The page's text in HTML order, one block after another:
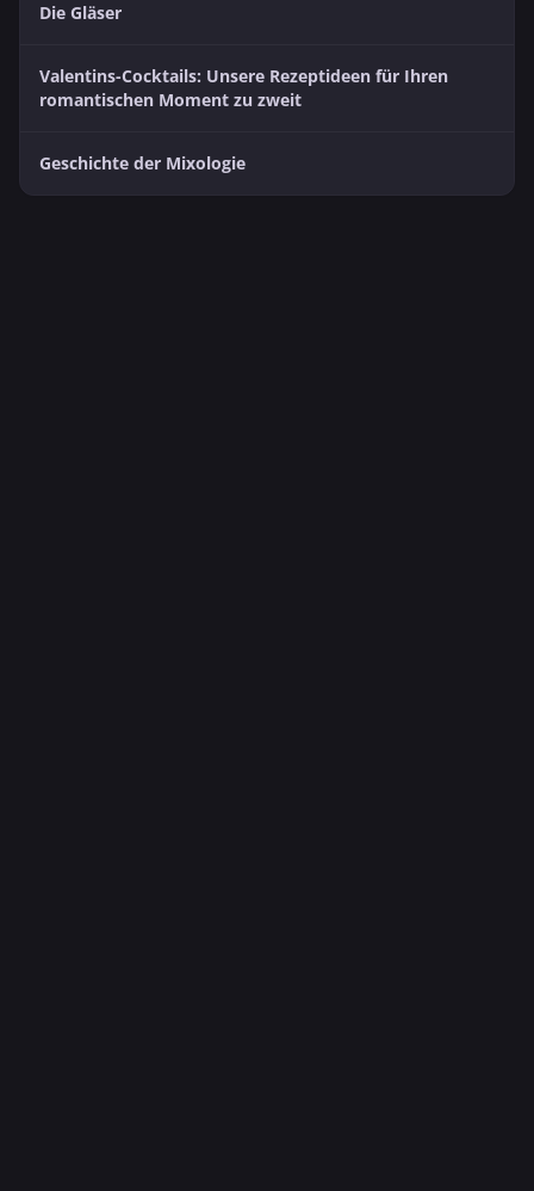
Die Gläser
Valentins-Cocktails: Unsere Rezeptideen für Ihren
romantischen Moment zu zweit
Geschichte der Mixologie